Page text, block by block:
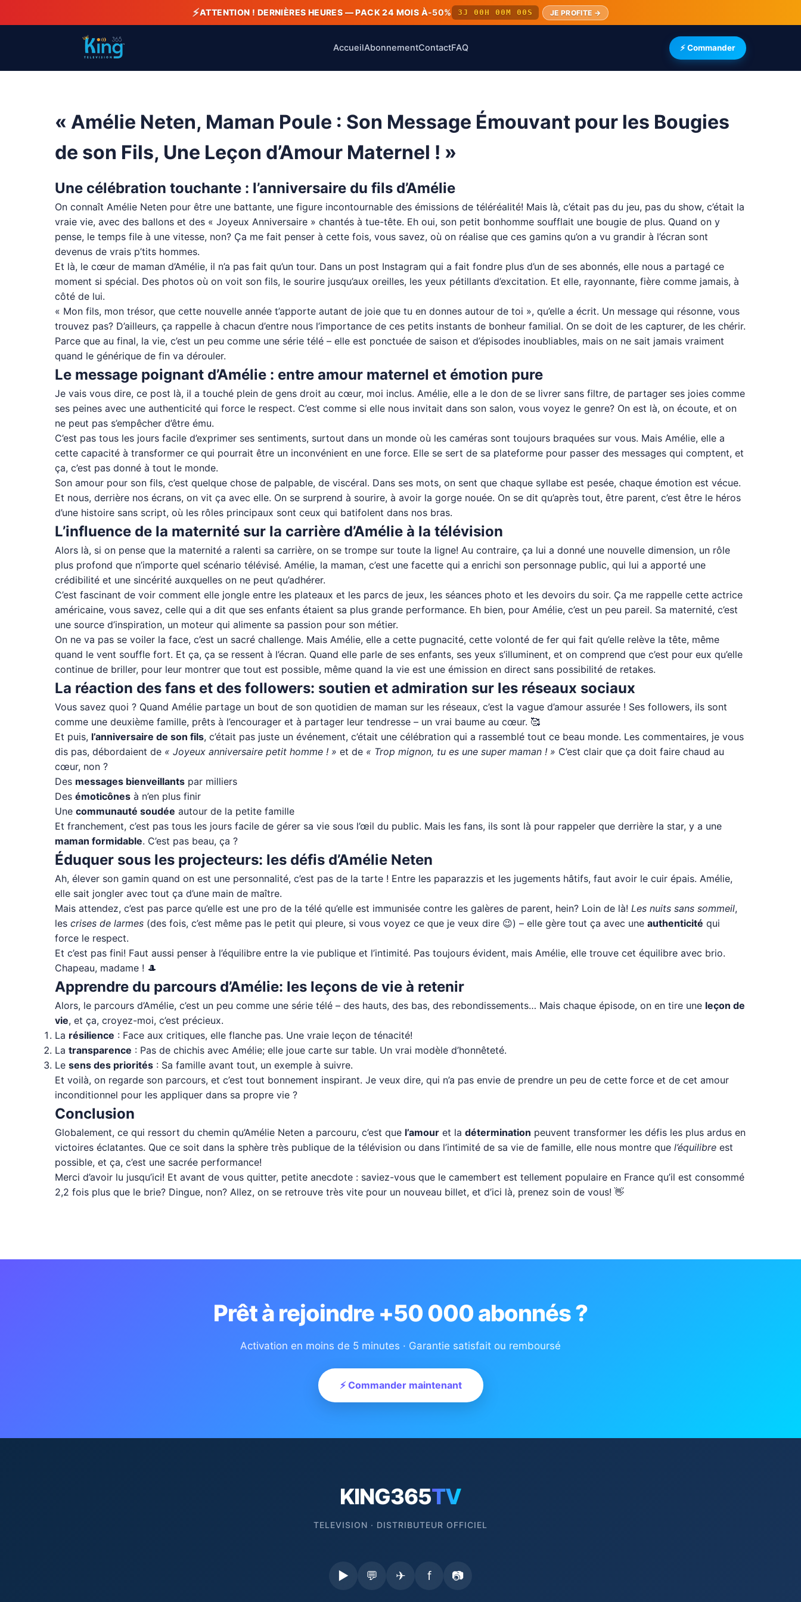
⚡ATTENTION ! DERNIÈRES HEURES — PACK 24 MOIS À-50% 3J 00H 00M 00S JE PROFITE →
AccueilAbonnementContactFAQ ⚡ Commander
« Amélie Neten, Maman Poule : Son Message Émouvant pour les Bougies
de son Fils, Une Leçon d’Amour Maternel ! »
Une célébration touchante : l’anniversaire du fils d’Amélie
On connaît Amélie Neten pour être une battante, une figure incontournable des émissions de téléréalité! Mais là, c’était pas du jeu, pas du show, c’était la
vraie vie, avec des ballons et des « Joyeux Anniversaire » chantés à tue-tête. Eh oui, son petit bonhomme soufflait une bougie de plus. Quand on y
pense, le temps file à une vitesse, non? Ça me fait penser à cette fois, vous savez, où on réalise que ces gamins qu’on a vu grandir à l’écran sont
devenus de vrais p’tits hommes.
Et là, le cœur de maman d’Amélie, il n’a pas fait qu’un tour. Dans un post Instagram qui a fait fondre plus d’un de ses abonnés, elle nous a partagé ce
moment si spécial. Des photos où on voit son fils, le sourire jusqu’aux oreilles, les yeux pétillants d’excitation. Et elle, rayonnante, fière comme jamais, à
côté de lui.
« Mon fils, mon trésor, que cette nouvelle année t’apporte autant de joie que tu en donnes autour de toi », qu’elle a écrit. Un message qui résonne, vous
trouvez pas? D’ailleurs, ça rappelle à chacun d’entre nous l’importance de ces petits instants de bonheur familial. On se doit de les capturer, de les chérir.
Parce que au final, la vie, c’est un peu comme une série télé – elle est ponctuée de saison et d’épisodes inoubliables, mais on ne sait jamais vraiment
quand le générique de fin va dérouler.
Le message poignant d’Amélie : entre amour maternel et émotion pure
Je vais vous dire, ce post là, il a touché plein de gens droit au cœur, moi inclus. Amélie, elle a le don de se livrer sans filtre, de partager ses joies comme
ses peines avec une authenticité qui force le respect. C’est comme si elle nous invitait dans son salon, vous voyez le genre? On est là, on écoute, et on
ne peut pas s’empêcher d’être ému.
C’est pas tous les jours facile d’exprimer ses sentiments, surtout dans un monde où les caméras sont toujours braquées sur vous. Mais Amélie, elle a
cette capacité à transformer ce qui pourrait être un inconvénient en une force. Elle se sert de sa plateforme pour passer des messages qui comptent, et
ça, c’est pas donné à tout le monde.
Son amour pour son fils, c’est quelque chose de palpable, de viscéral. Dans ses mots, on sent que chaque syllabe est pesée, chaque émotion est vécue.
Et nous, derrière nos écrans, on vit ça avec elle. On se surprend à sourire, à avoir la gorge nouée. On se dit qu’après tout, être parent, c’est être le héros
d’une histoire sans script, où les rôles principaux sont ceux qui batifolent dans nos bras.
L’influence de la maternité sur la carrière d’Amélie à la télévision
Alors là, si on pense que la maternité a ralenti sa carrière, on se trompe sur toute la ligne! Au contraire, ça lui a donné une nouvelle dimension, un rôle
plus profond que n’importe quel scénario télévisé. Amélie, la maman, c’est une facette qui a enrichi son personnage public, qui lui a apporté une
crédibilité et une sincérité auxquelles on ne peut qu’adhérer.
C’est fascinant de voir comment elle jongle entre les plateaux et les parcs de jeux, les séances photo et les devoirs du soir. Ça me rappelle cette actrice
américaine, vous savez, celle qui a dit que ses enfants étaient sa plus grande performance. Eh bien, pour Amélie, c’est un peu pareil. Sa maternité, c’est
une source d’inspiration, un moteur qui alimente sa passion pour son métier.
On ne va pas se voiler la face, c’est un sacré challenge. Mais Amélie, elle a cette pugnacité, cette volonté de fer qui fait qu’elle relève la tête, même
quand le vent souffle fort. Et ça, ça se ressent à l’écran. Quand elle parle de ses enfants, ses yeux s’illuminent, et on comprend que c’est pour eux qu’elle
continue de briller, pour leur montrer que tout est possible, même quand la vie est une émission en direct sans possibilité de retakes.
La réaction des fans et des followers: soutien et admiration sur les réseaux sociaux
Vous savez quoi ? Quand Amélie partage un bout de son quotidien de maman sur les réseaux, c’est la vague d’amour assurée ! Ses followers, ils sont
comme une deuxième famille, prêts à l’encourager et à partager leur tendresse – un vrai baume au cœur. 🥰
Et puis, l’anniversaire de son fils, c’était pas juste un événement, c’était une célébration qui a rassemblé tout ce beau monde. Les commentaires, je vous
dis pas, débordaient de « Joyeux anniversaire petit homme ! » et de « Trop mignon, tu es une super maman ! » C’est clair que ça doit faire chaud au
cœur, non ?
Des messages bienveillants par milliers
Des émoticônes à n’en plus finir
Une communauté soudée autour de la petite famille
Et franchement, c’est pas tous les jours facile de gérer sa vie sous l’œil du public. Mais les fans, ils sont là pour rappeler que derrière la star, y a une
maman formidable. C’est pas beau, ça ?
Éduquer sous les projecteurs: les défis d’Amélie Neten
Ah, élever son gamin quand on est une personnalité, c’est pas de la tarte ! Entre les paparazzis et les jugements hâtifs, faut avoir le cuir épais. Amélie,
elle sait jongler avec tout ça d’une main de maître.
Mais attendez, c’est pas parce qu’elle est une pro de la télé qu’elle est immunisée contre les galères de parent, hein? Loin de là! Les nuits sans sommeil,
les crises de larmes (des fois, c’est même pas le petit qui pleure, si vous voyez ce que je veux dire 😉) – elle gère tout ça avec une authenticité qui
force le respect.
Et c’est pas fini! Faut aussi penser à l’équilibre entre la vie publique et l’intimité. Pas toujours évident, mais Amélie, elle trouve cet équilibre avec brio.
Chapeau, madame ! 🎩
Apprendre du parcours d’Amélie: les leçons de vie à retenir
Alors, le parcours d’Amélie, c’est un peu comme une série télé – des hauts, des bas, des rebondissements… Mais chaque épisode, on en tire une leçon de
vie, et ça, croyez-moi, c’est précieux.
La résilience : Face aux critiques, elle flanche pas. Une vraie leçon de ténacité!
La transparence : Pas de chichis avec Amélie; elle joue carte sur table. Un vrai modèle d’honnêteté.
Le sens des priorités : Sa famille avant tout, un exemple à suivre.
Et voilà, on regarde son parcours, et c’est tout bonnement inspirant. Je veux dire, qui n’a pas envie de prendre un peu de cette force et de cet amour
inconditionnel pour les appliquer dans sa propre vie ?
Conclusion
Globalement, ce qui ressort du chemin qu’Amélie Neten a parcouru, c’est que l’amour et la détermination peuvent transformer les défis les plus ardus en
victoires éclatantes. Que ce soit dans la sphère très publique de la télévision ou dans l’intimité de sa vie de famille, elle nous montre que l’équilibre est
possible, et ça, c’est une sacrée performance!
Merci d’avoir lu jusqu’ici! Et avant de vous quitter, petite anecdote : saviez-vous que le camembert est tellement populaire en France qu’il est consommé
2,2 fois plus que le brie? Dingue, non? Allez, on se retrouve très vite pour un nouveau billet, et d’ici là, prenez soin de vous! 👋
Prêt à rejoindre +50 000 abonnés ?
Activation en moins de 5 minutes · Garantie satisfait ou remboursé
⚡ Commander maintenant
KING365TV
TELEVISION · DISTRIBUTEUR OFFICIEL
▶ 💬 ✈ f 📷